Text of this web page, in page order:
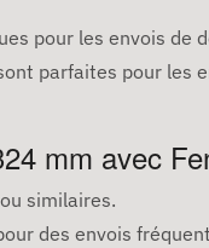
pour les envois de
parfaites pour les
mm avec
similaires.
des envois